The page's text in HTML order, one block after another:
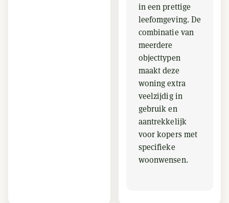
in een prettige
leefomgeving. De
combinatie van
meerdere
objecttypen
maakt deze
woning extra
veelzijdig in
gebruik en
aantrekkelijk
voor kopers met
specifieke
woonwensen.